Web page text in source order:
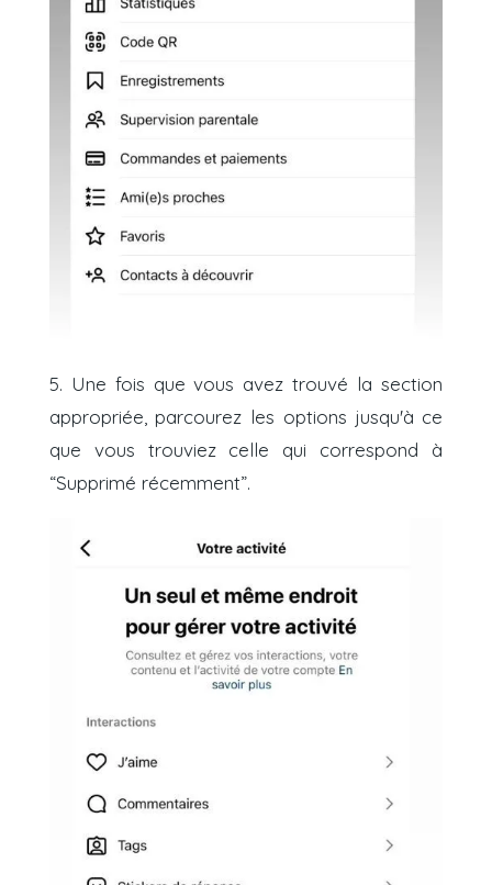
5. Une fois que vous avez trouvé la section
appropriée, parcourez les options jusqu'à ce
que vous trouviez celle qui correspond à
“Supprimé récemment”.